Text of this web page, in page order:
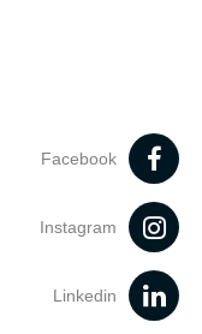
Facebook
Instagram
Linkedin